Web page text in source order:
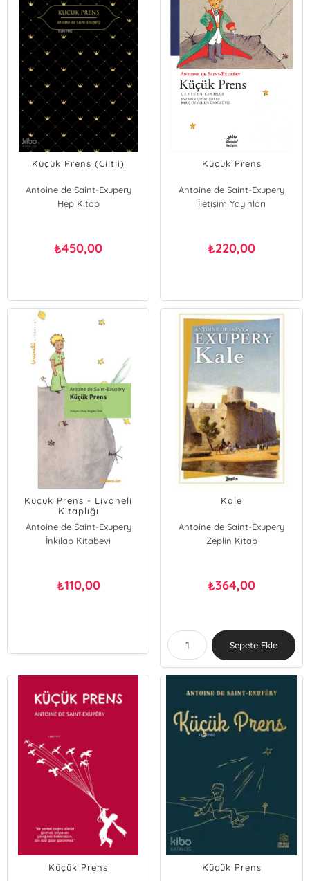
Küçük Prens (Ciltli)
Antoine de Saint-Exupery
Hep Kitap
₺450,00
Küçük Prens
Antoine de Saint-Exupery
İletişim Yayınları
₺220,00
Küçük Prens - Livaneli
Kitaplığı
Antoine de Saint-Exupery
İnkılâp Kitabevi
₺110,00
Kale
Antoine de Saint-Exupery
Zeplin Kitap
₺364,00
Sepete Ekle
Küçük Prens Küçük Prens